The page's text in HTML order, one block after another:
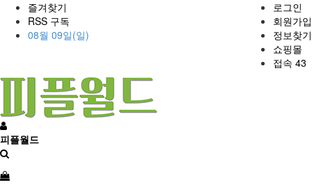
즐겨찾기
RSS 구독
08월 09일(일)
로그인
회원가입
정보찾기
쇼핑몰
접속 43
피플월드